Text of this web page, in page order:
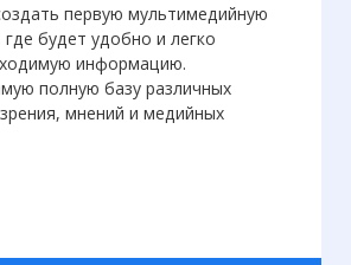
первую мультимедийную
будет удобно и легко
информацию.
полную базу различных
мнений и медийных